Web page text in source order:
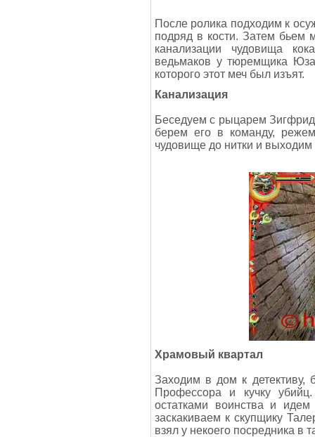
После ролика подходим к
подряд в кости. Затем бьем
канализации чудовища
ведьмаков у тюремщика
которого этот меч был изъят.
Канализация
Беседуем с рыцарем
берем его в команду,
чудовище до нитки и
Храмовый квартал
Заходим в дом к
Профессора и кучку
остатками воинства и
заскакиваем к скупщику
взял у некоего посредника в